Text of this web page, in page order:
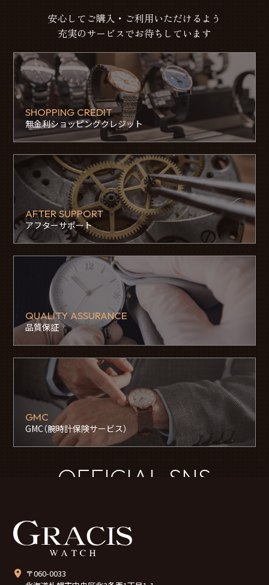
安心してご購入・ご利用いただけるよう
充実のサービスでお待ちしています
SHOPPING CREDIT
無金利ショッピングクレジット
AFTER SUPPORT
アフターサポート
QUALITY ASSURANCE
品質保証
GMC
GMC（腕時計保険サービス）
OFFICIAL SNS
〒060-0033